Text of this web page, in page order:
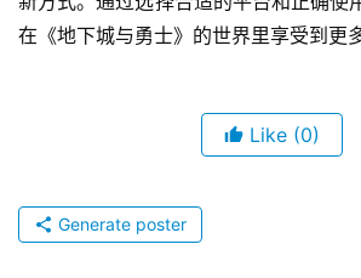
在《地下城与勇士》的世界里享受到更
Like (0)
Generate poster